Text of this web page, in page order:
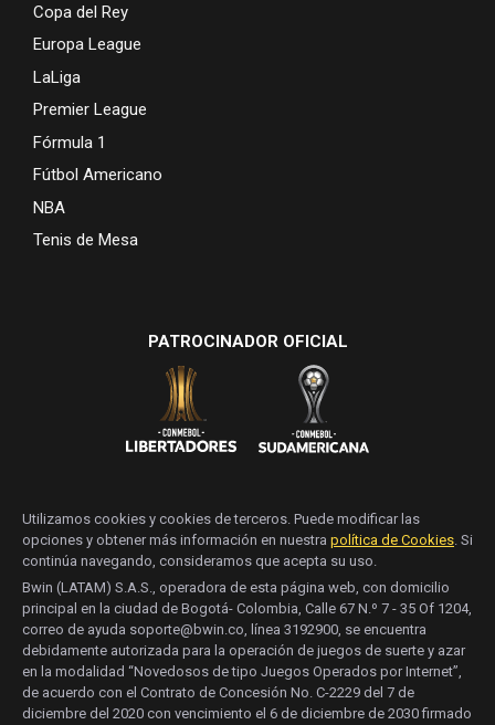
Copa del Rey
Europa League
LaLiga
Premier League
Fórmula 1
Fútbol Americano
NBA
Tenis de Mesa
PATROCINADOR OFICIAL
Utilizamos cookies y cookies de terceros. Puede modificar las
opciones y obtener más información en nuestra política de Cookies. Si
continúa navegando, consideramos que acepta su uso.
Bwin (LATAM) S.A.S., operadora de esta página web, con domicilio
principal en la ciudad de Bogotá- Colombia, Calle 67 N.º 7 - 35 Of 1204,
correo de ayuda soporte@bwin.co, línea 3192900, se encuentra
debidamente autorizada para la operación de juegos de suerte y azar
en la modalidad “Novedosos de tipo Juegos Operados por Internet”,
de acuerdo con el Contrato de Concesión No. C-2229 del 7 de
diciembre del 2020 con vencimiento el 6 de diciembre de 2030 firmado